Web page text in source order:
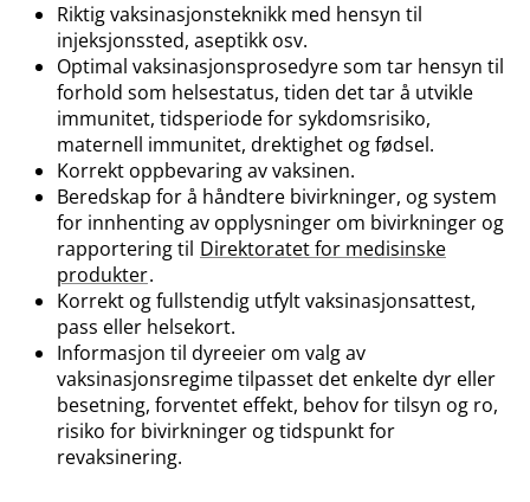
Riktig vaksinasjonsteknikk med hensyn til
injeksjonssted, aseptikk osv.
Optimal vaksinasjonsprosedyre som tar hensyn til
forhold som helsestatus, tiden det tar å utvikle
immunitet, tidsperiode for sykdomsrisiko,
maternell immunitet, drektighet og fødsel.
Korrekt oppbevaring av vaksinen.
Beredskap for å håndtere bivirkninger, og system
for innhenting av opplysninger om bivirkninger og
rapportering til Direktoratet for medisinske
produkter.
Korrekt og fullstendig utfylt vaksinasjonsattest,
pass eller helsekort.
Informasjon til dyreeier om valg av
vaksinasjonsregime tilpasset det enkelte dyr eller
besetning, forventet effekt, behov for tilsyn og ro,
risiko for bivirkninger og tidspunkt for
revaksinering.